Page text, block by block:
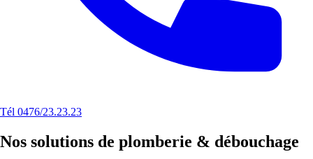
Tél 0476/23.23.23
Nos solutions de plomberie & débouchage